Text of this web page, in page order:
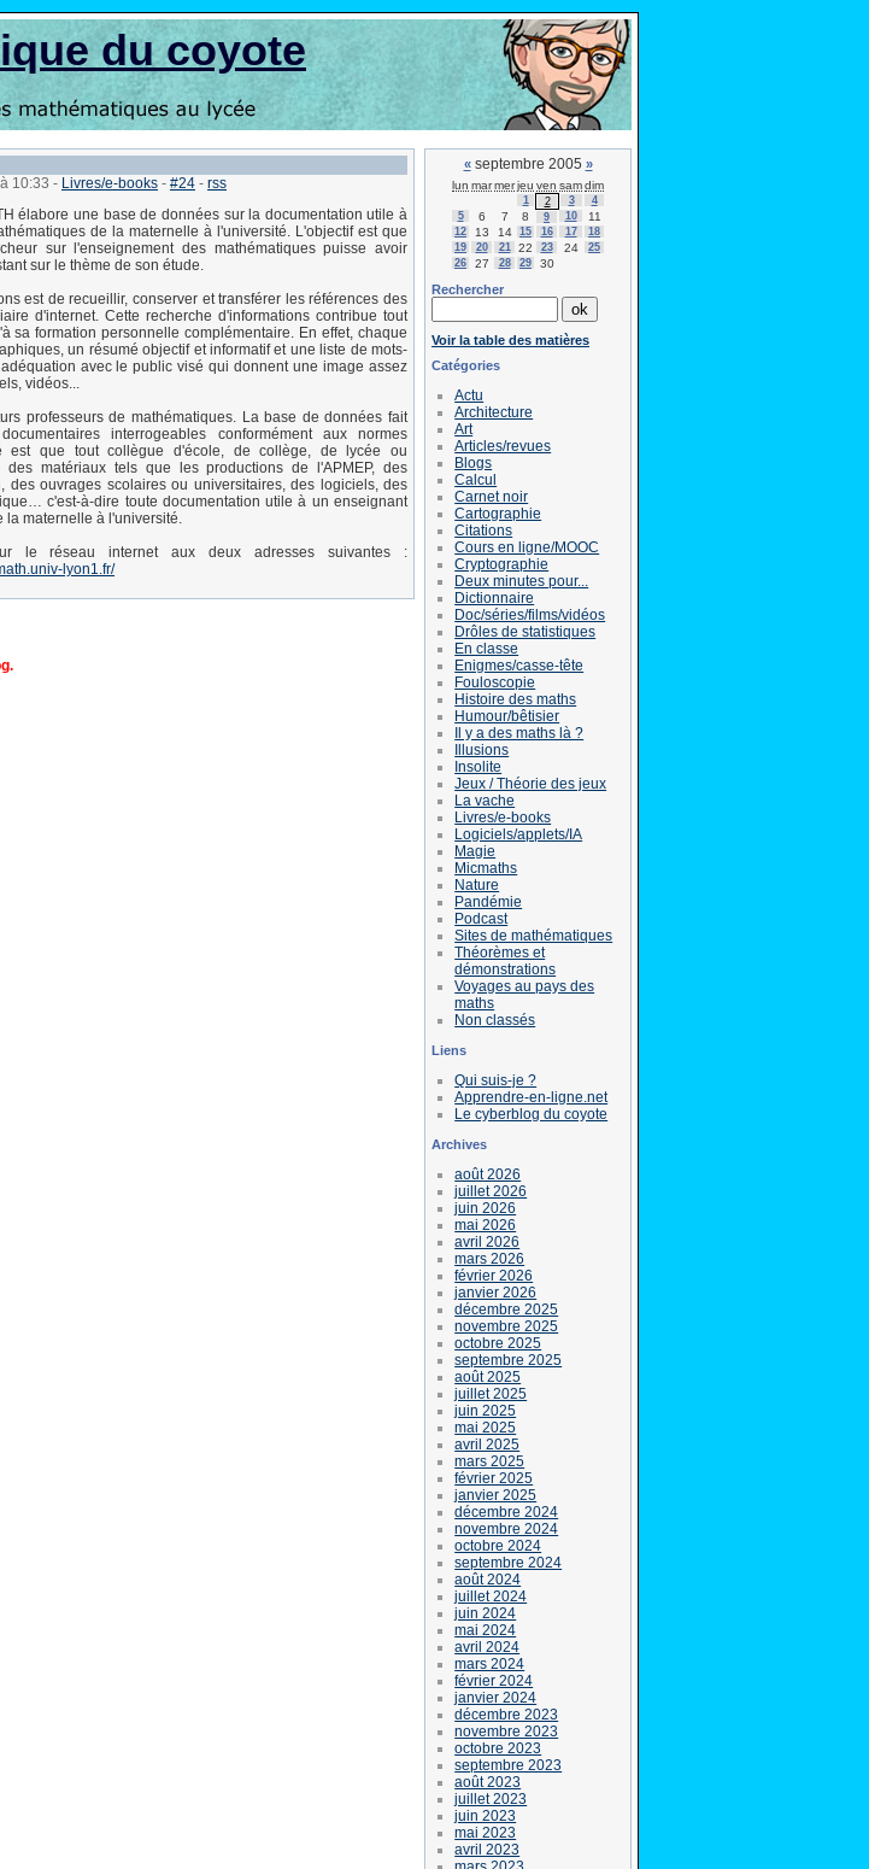
du coyote
10:33 - Livres/e-books - #24 - rss
élabore une base de données sur la documentation utile à
de la maternelle à l'université. L'objectif est que
sur l'enseignement des mathématiques puisse avoir
sur le thème de son étude.
est de recueillir, conserver et transférer les références des
d'internet. Cette recherche d'informations contribue tout
sa formation personnelle complémentaire. En effet, chaque
un résumé objectif et informatif et une liste de mots-
avec le public visé qui donnent une image assez
vidéos...
professeurs de mathématiques. La base de données fait
interrogeables conformément aux normes
est que tout collègue d'école, de collège, de lycée ou
matériaux tels que les productions de l'APMEP, des
des ouvrages scolaires ou universitaires, des logiciels, des
c'est-à-dire toute documentation utile à un enseignant
la maternelle à l'université.
le réseau internet aux deux adresses suivantes :
lyon1.fr/
«septembre 2005 »
lun marmerjeu ven samdim
1 2 3
4
5
6 7 8 9 10 11
12 13 14 15 16 17
18
19
20 21 22 23 24
25
26
27 28 29 30
Rechercher
Voir la table des matières
Catégories
Actu
Architecture
Art
Articles/revues
Blogs
Calcul
Carnet noir
Cartographie
Citations
Cours en ligne/MOOC
Cryptographie
Deux minutes pour...
Dictionnaire
Doc/séries/films/vidéos
Drôles de statistiques
En classe
Enigmes/casse-tête
Fouloscopie
Histoire des maths
Humour/bêtisier
Il y a des maths là ?
Illusions
Insolite
Jeux / Théorie des jeux
La vache
Livres/e-books
Logiciels/applets/IA
Magie
Micmaths
Nature
Pandémie
Podcast
Sites de mathématiques
Théorèmes et
démonstrations
Voyages au pays des
maths
Non classés
Liens
Qui suis-je ?
Apprendre-en-ligne.net
Le cyberblog du coyote
Archives
août 2026
juillet 2026
juin 2026
mai 2026
avril 2026
mars 2026
février 2026
janvier 2026
décembre 2025
novembre 2025
octobre 2025
septembre 2025
août 2025
juillet 2025
juin 2025
mai 2025
avril 2025
mars 2025
février 2025
janvier 2025
décembre 2024
novembre 2024
octobre 2024
septembre 2024
août 2024
juillet 2024
juin 2024
mai 2024
avril 2024
mars 2024
février 2024
janvier 2024
décembre 2023
novembre 2023
octobre 2023
septembre 2023
août 2023
juillet 2023
juin 2023
mai 2023
avril 2023